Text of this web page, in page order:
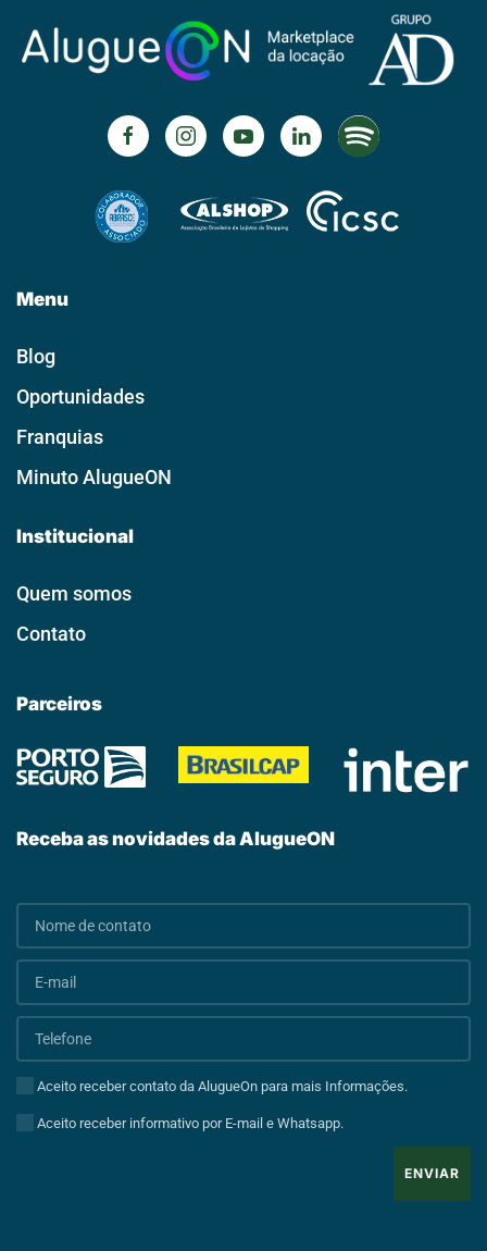
Menu
Blog
Oportunidades
Franquias
Minuto AlugueON
Institucional
Quem somos
Contato
Parceiros
Receba as novidades da AlugueON
Aceito receber contato da AlugueOn para mais Informações.
Aceito receber informativo por E-mail e Whatsapp.
ENVIAR